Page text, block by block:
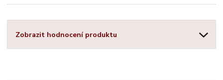
Zobrazit hodnocení produktu